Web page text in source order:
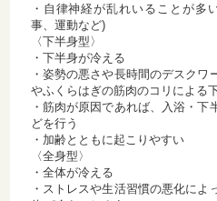
・自律神経が乱れいることが多
事、運動など)
〈下半身型〉
・下半身が冷える
・姿勢の悪さや長時間のデスク
やふくらはぎの筋肉のコリによる
・筋肉が原因であれば、入浴・下
どを行う
・加齢とともに起こりやすい
〈全身型〉
・全体が冷える
・ストレスや生活習慣の悪化に